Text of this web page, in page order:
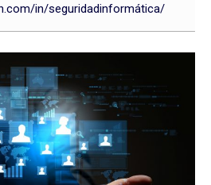
in/seguridadinformática/